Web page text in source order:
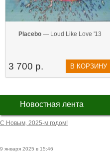
Placebo — Loud Like Love '13
3 700 р. В КОРЗИНУ
Новостная лента
С Новым, 2025-м годом!
9 января 2025 в 15:46